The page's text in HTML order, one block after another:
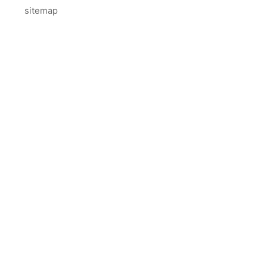
sitemap